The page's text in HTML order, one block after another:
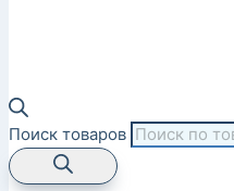
Поиск товаров